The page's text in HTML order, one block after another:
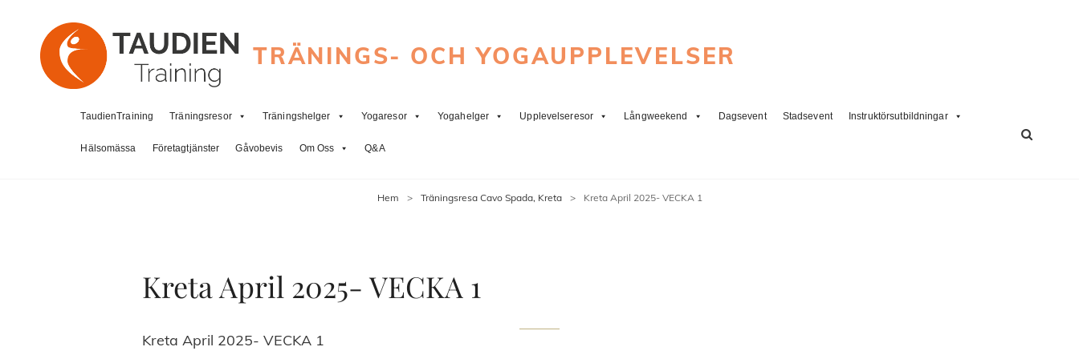
TRÄNINGS- OCH YOGAUPPLEVELSER
TaudienTraining Träningsresor Träningshelger Yogaresor Yogahelger Upplevelseresor Långweekend Dagsevent Stadsevent Instruktörsutbildningar
Hälsomässa Företagtjänster Gåvobevis Om Oss Q&A
Hem > Träningsresa Cavo Spada, Kreta > Kreta April 2025- VECKA 1
Kreta April 2025- VECKA 1
Kreta April 2025- VECKA 1